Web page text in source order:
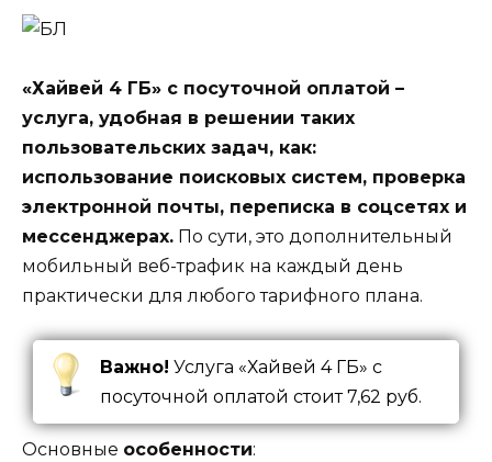
«Хайвей 4 ГБ» с посуточной оплатой –
услуга, удобная в решении таких
пользовательских задач, как:
использование поисковых систем, проверка
электронной почты, переписка в соцсетях и
мессенджерах. По сути, это дополнительный
мобильный веб-трафик на каждый день
практически для любого тарифного плана.
Важно! Услуга «Хайвей 4 ГБ» с
посуточной оплатой стоит 7,62 руб.
Основные особенности: